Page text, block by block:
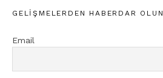
GELIŞMELERDEN HABERDAR OLUN
Email